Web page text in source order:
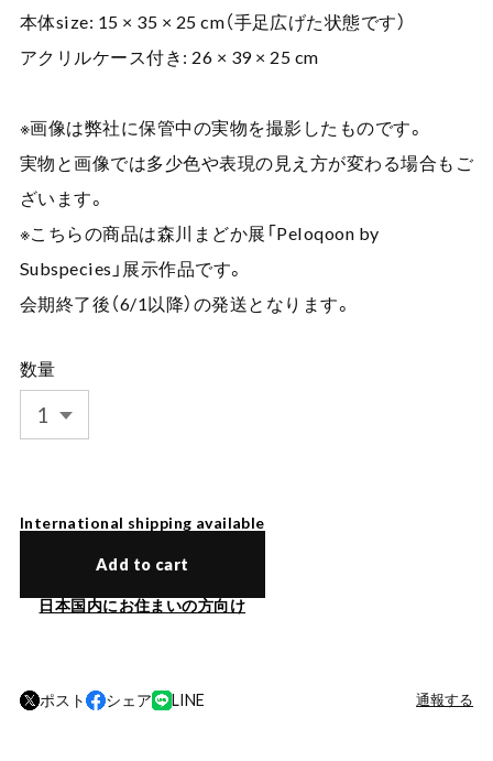
本体size: 15 × 35 × 25 cm（手足広げた状態です）
アクリルケース付き: 26 × 39 × 25 cm
※画像は弊社に保管中の実物を撮影したものです。
実物と画像では多少色や表現の見え方が変わる場合もご
ざいます。
※こちらの商品は森川まどか展「Peloqoon by
Subspecies」展示作品です。
会期終了後（6/1以降）の発送となります。
数量
International shipping available
Add to cart
日本国内にお住まいの方向け
ポスト シェア LINE 通報する